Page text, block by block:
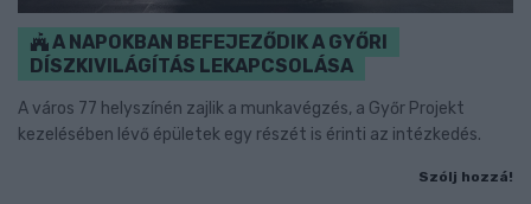
A NAPOKBAN BEFEJEZŐDIK A GYŐRI
DÍSZKIVILÁGÍTÁS LEKAPCSOLÁSA
A város 77 helyszínén zajlik a munkavégzés, a Győr Projekt
kezelésében lévő épületek egy részét is érinti az intézkedés.
Szólj hozzá!